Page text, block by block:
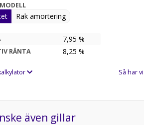
Rak amortering
7,95 %
RÄNTA 8,25 %
Så har
även gillar